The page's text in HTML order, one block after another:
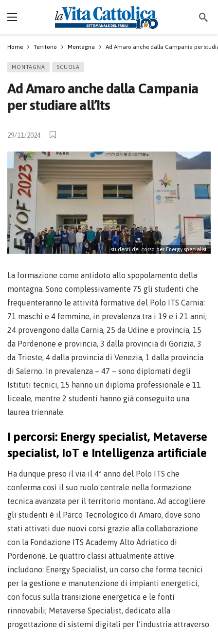
Home Territorio Montagna Ad Amaro anche dalla Campania per
MONTAGNA SCUOLA
Ad Amaro anche dalla Campania
per studiare all’Its
29/11/2024
studenti del corso per Energy specialist
La formazione come antidoto allo spopolamento della
montagna. Sono complessivamente 75 gli studenti che
frequenteranno le attività formative del Polo ITS Carnia:
71 maschi e 4 femmine, in prevalenza tra i 19 e i 21 anni;
24 provengono dalla Carnia, 25 da Udine e provincia, 15
da Pordenone e provincia, 3 dalla provincia di Gorizia, 3
da Trieste, 4 dalla provincia di Venezia, 1 dalla provincia
di Salerno. In prevalenza – 47 – sono diplomati degli
Istituti tecnici, 15 hanno un diploma professionale e 11
liceale, mentre 2 studenti hanno già conseguito una
laurea triennale.
I percorsi: Energy specialist, Metaverse
specialist, IoT e Intelligenza artificiale
Ha dunque preso il via il 4ª anno del Polo ITS che
conferma così il suo ruolo centrale nella formazione
tecnica avanzata per il territorio montano. Ad accogliere
gli studenti è il Parco Tecnologico di Amaro, dove sono
stati attivati due nuovi corsi grazie alla collaborazione
con la Fondazione ITS Academy Alto Adriatico di
Pordenone. Le quattro classi attualmente attive
includono: Energy Specialist, un corso che forma tecnici
per la gestione e manutenzione di impianti energetici,
con focus sulla transizione energetica e le fonti
rinnovabili; Metaverse Specialist, dedicato alla
progettazione di sistemi digitali per l’industria attraverso